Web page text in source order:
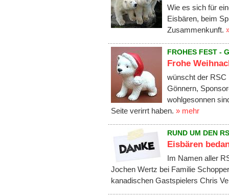
Wie es sich für
Eisbären, beim
Zusammenkunft.
FROHES FEST -
Frohe
wünscht der RSC
Gönnern,
wohlgesonnen
Seite verirrt haben. » mehr
RUND UM DEN
Eisbären
Im Namen aller
Jochen Wertz bei Familie
kanadischen Gastspielers Chris